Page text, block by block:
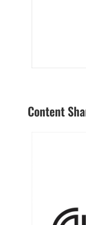
Content